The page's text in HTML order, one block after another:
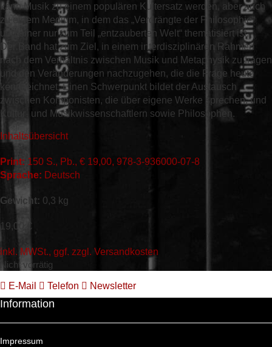
kann Musik zu einem populären Kultersatz werden, aber auch
zu einem Medium, in dem das „Verdrängte der Philosophie“
und einer nur zum Teil „entzauberten Welt“ thematisiert ist.
Der Band hat zum Ziel, in einem interdisziplinären Rahmen
nach dem Verhältnis zwischen Musik und Metaphysik zu fragen
und den Veränderungen nachzugehen, die die Frage heute
kennzeichnet. Einen Schwerpunkt bildet der Austausch
zwischen Komponisten, die über eigene Werke sprechen, und
Kultur- und Musikwissenschaftlern sowie Philosophen.
Inhaltsübersicht
Print: 150 S., Pb., € 19,00, 978-3-936000-07-8
Sprache: Deutsch
Gewicht: 0,3 kg
19,00 €
inkl. MWSt., ggf. zzgl. Versandkosten
Nicht vorrätig
E-Mail Telefon Newsletter
Information
Impressum